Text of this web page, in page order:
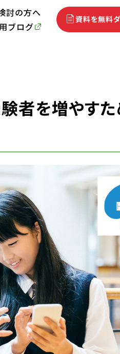
討の方へ
ブログ
資料を無料
者を増やす